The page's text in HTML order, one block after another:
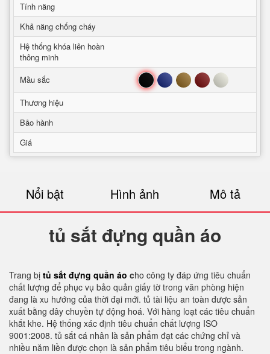
Tính năng
Khả năng chống cháy
Hệ thống khóa liên hoàn
thông minh
Mầu sắc
Đen Xanh Nâu Đỏ Trắng
Thương hiệu
Bảo hành
Giá
Nổi bật Hình ảnh Mô tả
tủ sắt đựng quần áo
Trang bị tủ sắt đựng quần áo cho công ty đáp ứng tiêu chuẩn
chất lượng để phục vụ bảo quản giấy tờ trong văn phòng hiện
đang là xu hướng của thời đại mới. tủ tài liệu an toàn được sản
xuất bằng dây chuyền tự động hoá. Với hàng loạt các tiêu chuẩn
khắt khe. Hệ thống xác định tiêu chuẩn chất lượng ISO
9001:2008. tủ sắt cá nhân là sản phẩm đạt các chứng chỉ và
nhiều năm liền được chọn là sản phẩm tiêu biểu trong ngành.